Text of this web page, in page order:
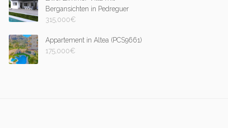
Bergansichten in Pedreguer
315,000€
Appartement in Altea (PCS9661)
175,000€